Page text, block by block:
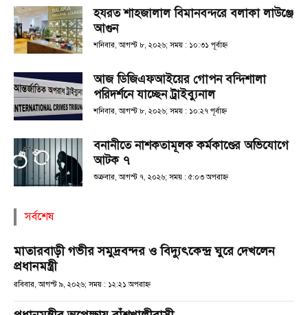
হযরত শাহজালাল বিমানবন্দরে বলাকা লাউঞ্জে
আগুন
শনিবার, আগস্ট ৮, ২০২৬; সময় : ১০:৩১ পূর্বাহ্ণ
আজ ডিজিএফআইয়ের গোপন বন্দিশালা
পরিদর্শনে যাচ্ছেন ট্রাইব্যুনাল
শনিবার, আগস্ট ৮, ২০২৬; সময় : ১০:২৭ পূর্বাহ্ণ
বনানীতে নাশকতামূলক কর্মকাণ্ডের অভিযোগে
আটক ৭
শুক্রবার, আগস্ট ৭, ২০২৬; সময় : ৫:০৩ অপরাহ্ণ
সর্বশেষ
মাতারবাড়ী গভীর সমুদ্রবন্দর ও বিদ্যুৎকেন্দ্র ঘুরে দেখলেন
প্রধানমন্ত্রী
রবিবার, আগস্ট ৯, ২০২৬; সময় : ১২:২১ অপরাহ্ণ